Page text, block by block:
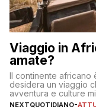
Viaggio in
amate?
Il continente africano
desidera un viaggio
avventura e culture
NEXTQUOTIDIANO-